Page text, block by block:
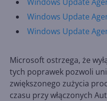
Windows Update
Windows Update
Microsoft ostrzega, że
tych poprawek pozwoli
zwiększonego zużycia
czasu przy włączonych